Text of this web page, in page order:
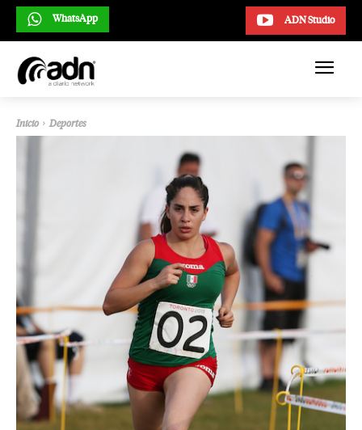
ADN Studio
WhatsApp
Inicio Deportes